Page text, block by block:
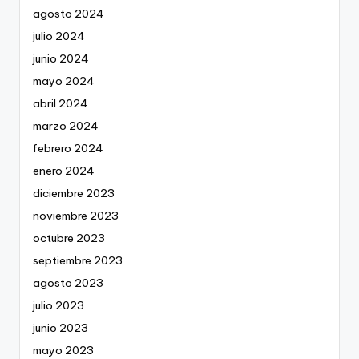
agosto 2024
julio 2024
junio 2024
mayo 2024
abril 2024
marzo 2024
febrero 2024
enero 2024
diciembre 2023
noviembre 2023
octubre 2023
septiembre 2023
agosto 2023
julio 2023
junio 2023
mayo 2023